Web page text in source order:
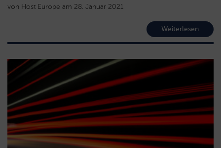
von Host Europe am 28. Januar 2021
Weiterlesen